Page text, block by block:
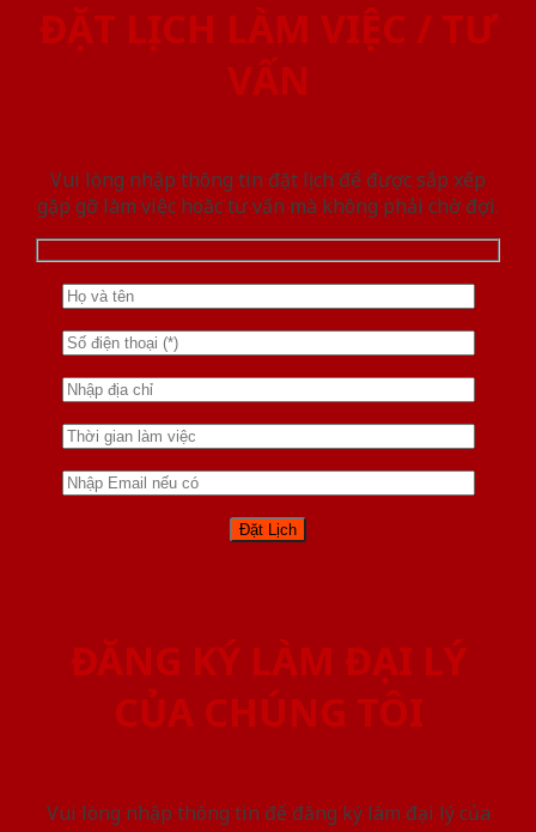
ĐẶT LỊCH LÀM VIỆC / TƯ
VẤN
Vui lòng nhập thông tin đặt lịch để được sắp xếp
gặp gỡ làm việc hoăc tư vấn mà không phải chờ đợi.
ĐĂNG KÝ LÀM ĐẠI LÝ
CỦA CHÚNG TÔI
Vui lòng nhập thông tin để đăng ký làm đại lý của